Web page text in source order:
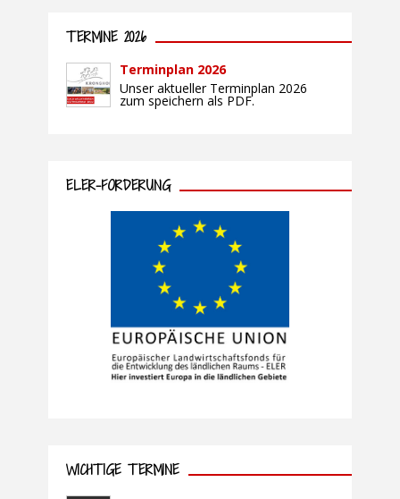
TERMINE 2026
Terminplan 2026
Unser aktueller Terminplan 2026
zum speichern als PDF.
ELER-FÖRDERUNG
WICHTIGE TERMINE